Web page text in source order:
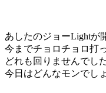
あしたのジョーLightが
今までチョロチョロ打
どれも回りませんでし
今日はどんなモンでし